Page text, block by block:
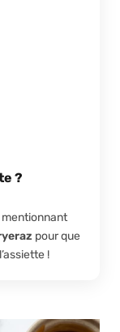
?
mentionnant
pour que
!